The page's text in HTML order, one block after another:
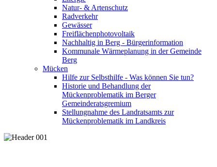
Natur- & Artenschutz
Radverkehr
Gewässer
Freiflächenphotovoltaik
Nachhaltig in Berg - Bürgerinformation
Kommunale Wärmeplanung in der Gemeinde
Berg
Mücken
Hilfe zur Selbsthilfe - Was können Sie tun?
Historie und Behandlung der
Mückenproblematik im Berger
Gemeinderatsgremium
Stellungnahme des Landratsamts zur
Mückenproblematik im Landkreis